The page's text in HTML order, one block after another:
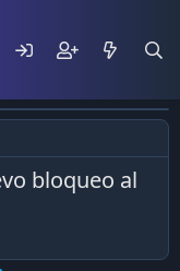
bloqueo al